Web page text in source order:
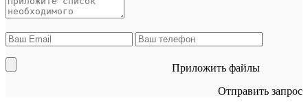
Приложить файлы
Отправить запрос